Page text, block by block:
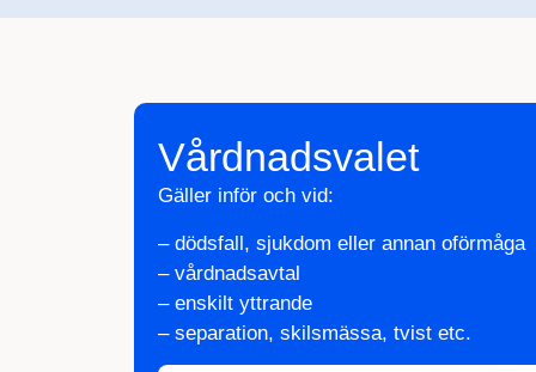
Vårdnadsvalet
Gäller inför och vid:
– dödsfall, sjukdom eller annan oförmåga
– vårdnadsavtal
– enskilt yttrande
– separation, skilsmässa, tvist etc.